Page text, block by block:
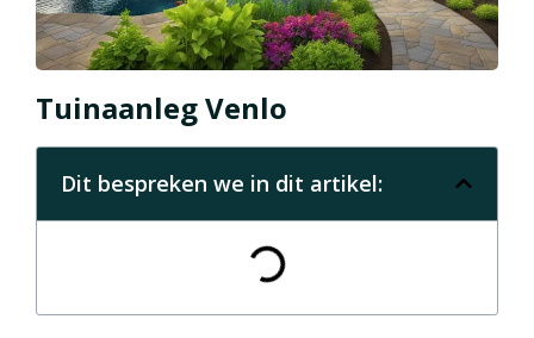
Tuinaanleg Venlo
Dit bespreken we in dit artikel: